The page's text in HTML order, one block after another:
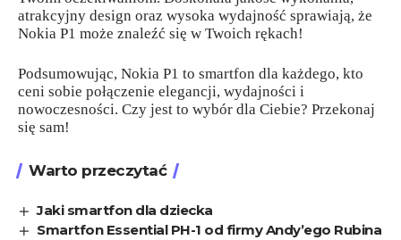
atrakcyjny design oraz wysoka wydajność sprawiają, że
Nokia P1 może znaleźć się w Twoich rękach!
Podsumowując, Nokia P1 to smartfon dla każdego, kto
ceni sobie połączenie elegancji, wydajności i
nowoczesności. Czy jest to wybór dla Ciebie? Przekonaj
się sam!
Warto przeczytać
Jaki smartfon dla dziecka
Smartfon Essential PH-1 od firmy Andy’ego Rubina